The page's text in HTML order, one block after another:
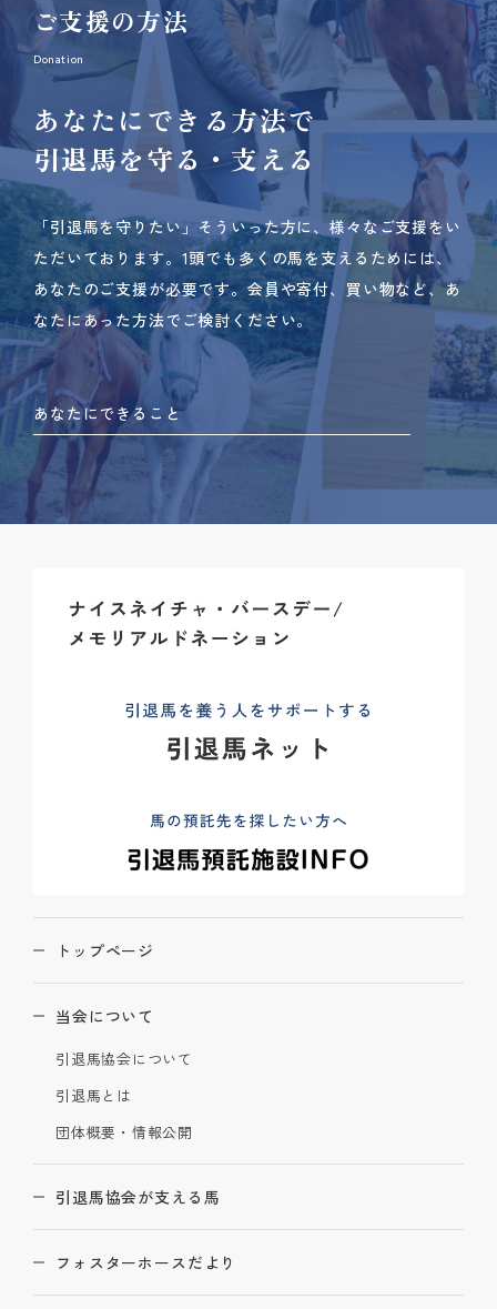
ご支援の方法
Donation
あなたにできる方法で
引退馬を守る・支える
「引退馬を守りたい」そういった方に、様々なご支援をい
ただいております。 1頭でも多くの馬を支えるためには、
あなたのご支援が必要です。 会員や寄付、買い物など、あ
なたにあった方法でご検討ください。
あなたにできること
トップページ
当会について
引退馬協会について
引退馬とは
団体概要・情報公開
引退馬協会が支える馬
フォスターホースだより